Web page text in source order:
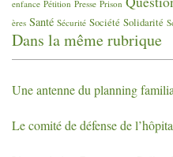
enfance Pétition Presse Prison
ères Santé Sécurité Société Solidarité
Dans la même rubrique
Une antenne du planning
Le comité de défense de